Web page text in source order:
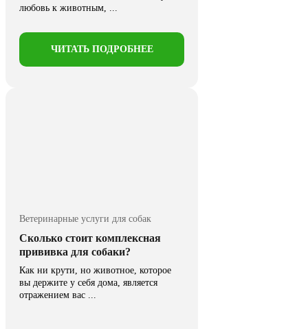
любовь к животным, ...
ЧИТАТЬ ПОДРОБНЕЕ
Ветеринарные услуги для собак
Сколько стоит комплексная
прививка для собаки?
Как ни крути, но животное, которое
вы держите у себя дома, является
отражением вас ...